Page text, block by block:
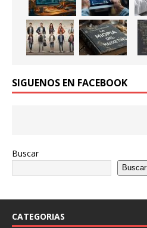
SIGUENOS EN FACEBOOK
Buscar
Buscar
CATEGORIAS